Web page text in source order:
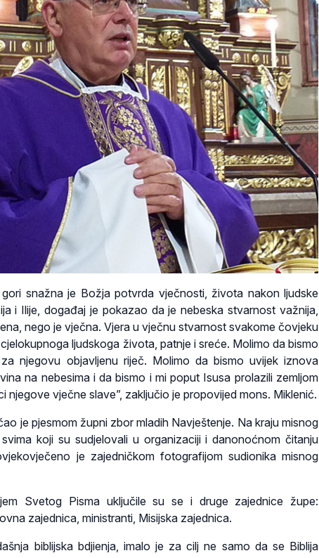
snažna je Božja potvrda vječnosti, života nakon ljudske
i Ilije, događaj je pokazao da je nebeska stvarnost važnija,
nego je vječna. Vjera u vječnu stvarnost svakome čovjeku
ljudskoga života, patnje i sreće. Molimo da bismo
njegovu objavljenu riječ. Molimo da bismo uvijek iznova
na nebesima i da bismo i mi poput Isusa prolazili zemljom
njegove vječne slave”, zaključio je propovijed mons. Miklenić.
je pjesmom župni zbor mladih Navještenje. Na kraju misnog
koji su sudjelovali u organizaciji i danonoćnom čitanju
je zajedničkom fotografijom sudionika misnog
Svetog Pisma uključile su se i druge zajednice župe:
zajednica, ministranti, Misijska zajednica.
biblijska bdjienja, imalo je za cilj ne samo da se Biblija